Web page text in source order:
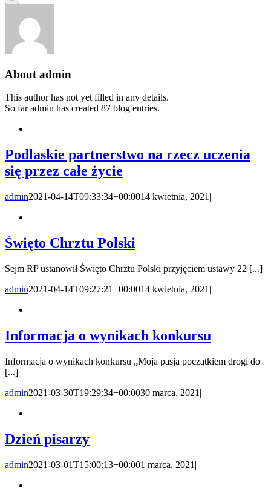
About admin
This author has not yet filled in any details.
So far admin has created 87 blog entries.
Podlaskie partnerstwo na rzecz uczenia
się przez całe życie
admin2021-04-14T09:33:34+00:0014 kwietnia, 2021 |
Święto Chrztu Polski
Sejm RP ustanowił Święto Chrztu Polski przyjęciem ustawy 22 [...]
admin2021-04-14T09:27:21+00:0014 kwietnia, 2021 |
Informacja o wynikach konkursu
Informacja o wynikach konkursu „Moja pasja początkiem drogi do
[...]
admin2021-03-30T19:29:34+00:0030 marca, 2021 |
Dzień pisarzy
admin2021-03-01T15:00:13+00:001 marca, 2021 |